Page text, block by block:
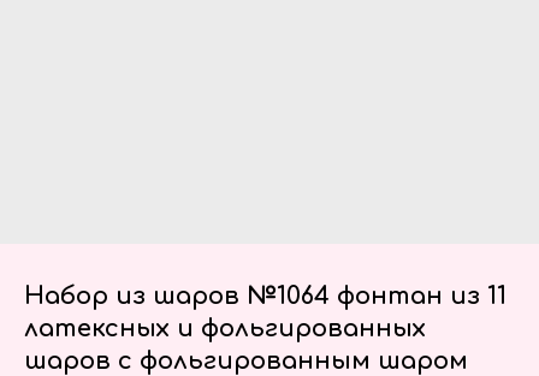
Набор из шаров №1064 фонтан из 11
латексных и фольгированных
шаров с фольгированным шаром